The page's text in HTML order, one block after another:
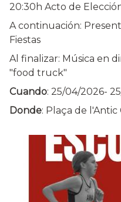
20:30h Acto de
A continuación:
Fiestas
Al finalizar: Música en
"food truck"
Cuando: 25/04/2026-
Donde: Plaça de